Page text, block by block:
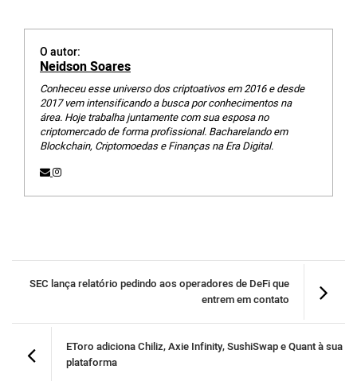
O autor:
Neidson Soares
Conheceu esse universo dos criptoativos em 2016 e desde
2017 vem intensificando a busca por conhecimentos na
área. Hoje trabalha juntamente com sua esposa no
criptomercado de forma profissional. Bacharelando em
Blockchain, Criptomoedas e Finanças na Era Digital.
SEC lança relatório pedindo aos operadores de DeFi que
entrem em contato
EToro adiciona Chiliz, Axie Infinity, SushiSwap e Quant à sua
plataforma